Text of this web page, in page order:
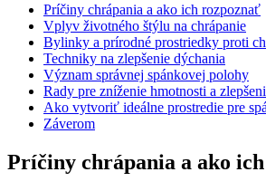
Príčiny chrápania ‍a ako ich rozpoznať
Vplyv životného štýlu na chrápanie
Bylinky a⁤ prírodné prostriedky proti
Techniky na zlepšenie dýchania
Význam‍ správnej spánkovej polohy
Rady pre zníženie hmotnosti a
Ako vytvoriť ideálne prostredie pre
Záverom
Príčiny chrápania ‍a ako